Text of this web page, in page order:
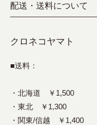
配送・送料について
クロネコヤマト
■送料：
・北海道 ￥1,500
・東北 ￥1,300
・関東/信越 ￥1,400